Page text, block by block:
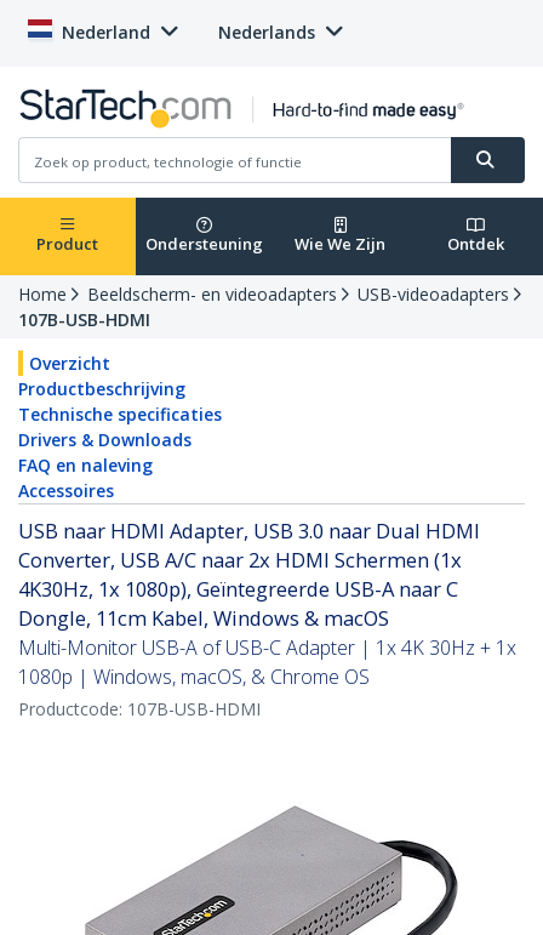
Nederland Nederlands
Product Ondersteuning Wie We Zijn Ontdek
Home Beeldscherm- en videoadapters
USB-videoadapters
107B-USB-HDMI
Overzicht
Productbeschrijving
Technische specificaties
Drivers & Downloads
FAQ en naleving
Accessoires
USB naar HDMI Adapter, USB 3.0 naar Dual HDMI
Converter, USB A/C naar 2x HDMI Schermen (1x
4K30Hz, 1x 1080p), Geïntegreerde USB-A naar C
Dongle, 11cm Kabel, Windows & macOS
Multi-Monitor USB-A of USB-C Adapter | 1x 4K 30Hz + 1x
1080p | Windows, macOS, & Chrome OS
Productcode: 107B-USB-HDMI